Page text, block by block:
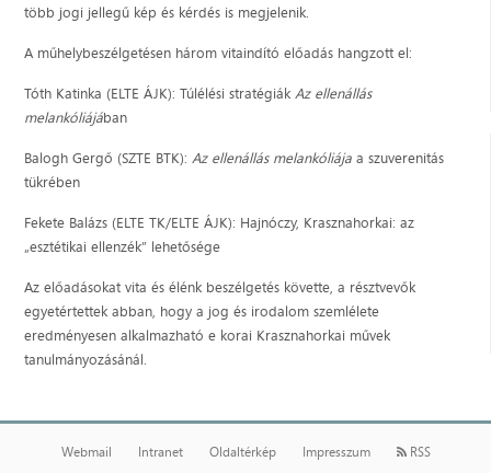
több jogi jellegű kép és kérdés is megjelenik.
A műhelybeszélgetésen három vitaindító előadás hangzott el:
Tóth Katinka (ELTE ÁJK): Túlélési stratégiákAz ellenállás
melankóliájában
Balogh Gergő (SZTE BTK):Az ellenállás melankóliája a szuverenitás
tükrében
Fekete Balázs (ELTE TK/ELTE ÁJK): Hajnóczy, Krasznahorkai: az
„esztétikai ellenzék” lehetősége
Az előadásokat vita és élénk beszélgetés követte, a résztvevők
egyetértettek abban, hogy a jog és irodalom szemlélete
eredményesen alkalmazható e korai Krasznahorkai művek
tanulmányozásánál.
Webmail Intranet Oldaltérkép Impresszum RSS